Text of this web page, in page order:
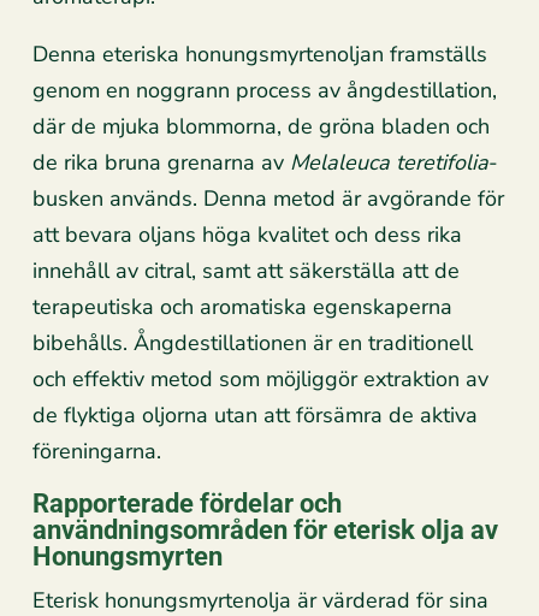
Denna eteriska honungsmyrtenoljan framställs
genom en noggrann process av ångdestillation,
där de mjuka blommorna, de gröna bladen och
de rika bruna grenarna av Melaleuca teretifolia-
busken används. Denna metod är avgörande för
att bevara oljans höga kvalitet och dess rika
innehåll av citral, samt att säkerställa att de
terapeutiska och aromatiska egenskaperna
bibehålls. Ångdestillationen är en traditionell
och effektiv metod som möjliggör extraktion av
de flyktiga oljorna utan att försämra de aktiva
föreningarna.
Rapporterade fördelar och
användningsområden för eterisk olja av
Honungsmyrten
Eterisk honungsmyrtenolja är värderad för sina